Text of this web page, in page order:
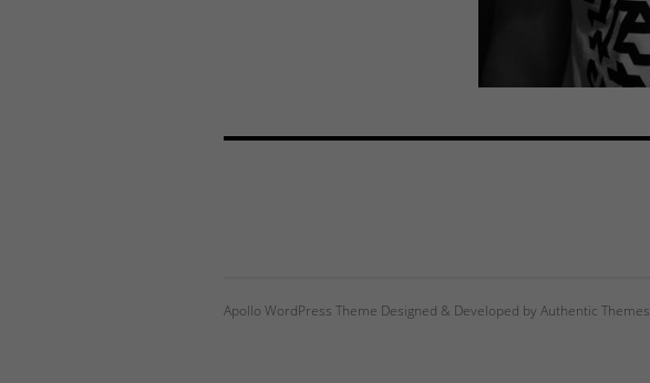
Apollo WordPress Theme Designed & Developed by Authentic Themes